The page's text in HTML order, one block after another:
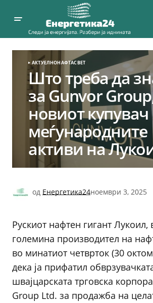
АКТУЕЛНОНАФТАСВЕТ
Што треба да
за Gunvor
новиот
меѓународните
активи на
од Енергетика24ноември 3, 2025
Рускиот нафтен гигант Лукоил,
големина производител на
во минатиот четврток (30
дека ја прифатил
швајцарската трговска
Group Ltd. за продажба на